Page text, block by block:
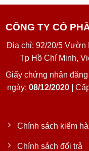
CÔNG TY CỔ
Địa chỉ: 92/20/5 Vườn
Tp Hồ Chí Minh,
Giấy chứng nhận
ngày: 08/12/2020 |
Chính sách kiểm
Chính sách đổi trả